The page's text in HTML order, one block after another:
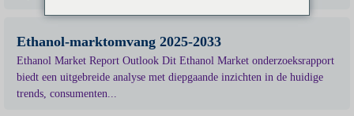
Ethanol-marktomvang 2025-2033
Ethanol Market Report Outlook Dit Ethanol Market onderzoeksrapport
biedt een uitgebreide analyse met diepgaande inzichten in de huidige
trends, consumenten...